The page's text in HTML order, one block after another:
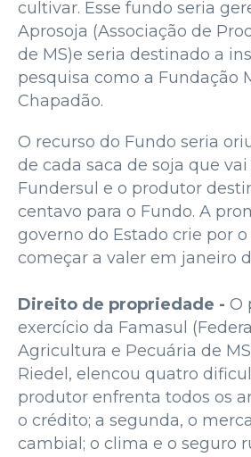
cultivar. Esse fundo seria
Aprosoja (Associação de
de MS)e seria destinado a
pesquisa como a Fundação
Chapadão.
O recurso do Fundo seria
de cada saca de soja que vai
Fundersul e o produtor
centavo para o Fundo. A
governo do Estado crie por
começar a valer em janeiro
Direito de propriedade - O
exercício da Famasul
Agricultura e Pecuária de
Riedel, elencou quatro
produtor enfrenta todos os
o crédito; a segunda, o
cambial; o clima e o seguro